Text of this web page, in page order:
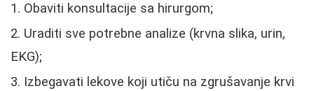
Obaviti konsultacije sa hirurgom;
Uraditi sve potrebne analize (krvna slika, urin,
EKG);
Izbegavati lekove koji utiču na zgrušavanje krvi